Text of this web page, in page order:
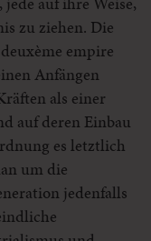
zu ziehen. Die
empire
Anfängen
als einer
auf deren Einbau
es letztlich
um die
jedenfalls